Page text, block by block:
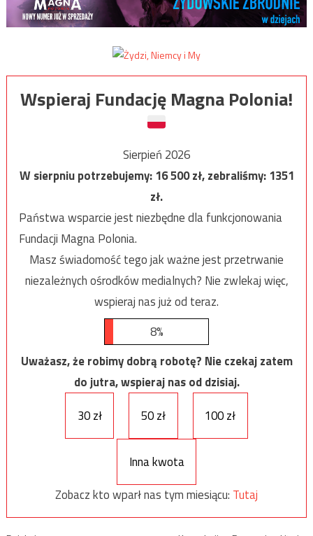
Wspieraj Fundację Magna Polonia!
Sierpień 2026
W sierpniu potrzebujemy:16 500zł, zebraliśmy:1351
zł.
Państwa wsparcie jest niezbędne dla funkcjonowania
Fundacji Magna Polonia.
Masz świadomość tego jak ważne jest przetrwanie
niezależnych ośrodków medialnych? Nie zwlekaj więc,
wspieraj nas już od teraz.
8%
Uważasz, że robimy dobrą robotę? Nie czekaj zatem
do jutra, wspieraj nas od dzisiaj.
30 zł
50 zł 100 zł
Inna kwota
Zobacz kto wparł nas tym miesiącu: Tutaj